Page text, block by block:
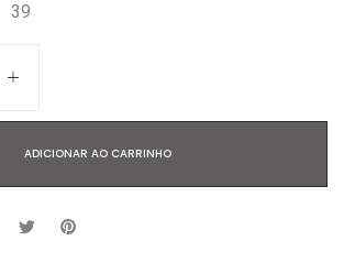
39
ADICIONAR AO CARRINHO